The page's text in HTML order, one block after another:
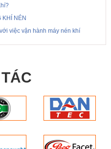
NÉN
việc vận hành máy nén khí